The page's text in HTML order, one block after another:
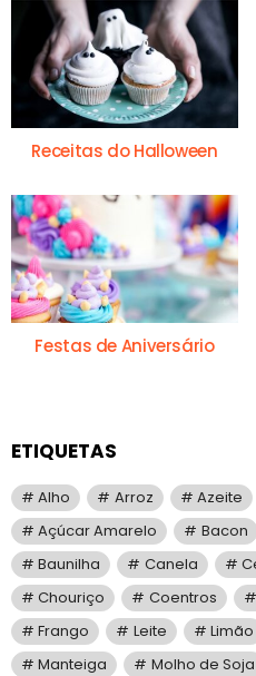
Receitas do Halloween
Festas de Aniversário
ETIQUETAS
Alho Arroz Azeite
Açúcar Amarelo
Bacon
Baunilha
Canela
Chouriço
Coentros
Frango
Leite Limão
Manteiga
Molho de Soja